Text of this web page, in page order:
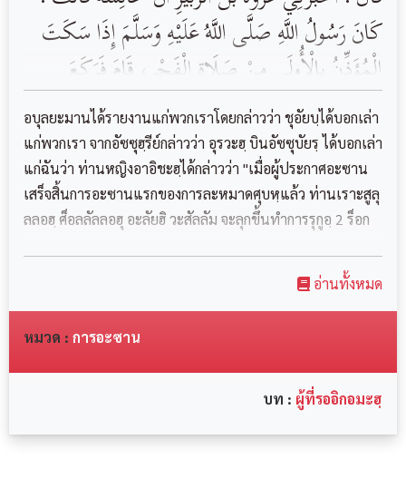
‏كَانَ رَسُولُ اللَّهِ ‏‏صَلَّى اللَّهُ عَلَيْهِ وَسَلَّمَ ‏إِذَا سَكَتَ
الْمُؤَذِّنُ بِالْأُولَى مِنْ صَلَاةِ الْفَجْرِ، قَامَ فَرَكَعَ
رَكْعَتَيْنِ خَفِيفَتَيْنِ قَبْلَ صَلَاةِ الْفَجْرِ بَعْدَ أَنْ
يَسْتَبِينَ الْفَجْرُ، ثُمَّ اضْطَجَعَ عَلَى شِقِّهِ الْأَيْمَنِ
حَتَّى يَأْتِيَهُ الْمُؤَذِّنُ لِلْإِقَامَةِ ‏
อบุลยะมานได้รายงานแก่พวกเราโดยกล่าวว่า ชุอัยบฺได้บอกเล่า
แก่พวกเรา จากอัซซุฮฺรีย์กล่าวว่า อุรวะฮฺ บินอัซซุบัยรฺ ได้บอกเล่า
แก่ฉันว่า ท่านหญิงอาอิชะฮฺได้กล่าวว่า "เมื่อผู้ประกาศอะซาน
เสร็จสิ้นการอะซานแรกของการละหมาดศุบหฺแล้ว ท่านเราะสูลุ
ลลอฮฺ ศ็อลลัลลอฮุ อะลัยฮิ วะสัลลัม จะลุกขึ้นทำการรุกูอฺ 2 ร็อก
อ่านทั้งหมด
หมวด : การอะซาน
บท : ผู้ที่รออิกอมะฮฺ